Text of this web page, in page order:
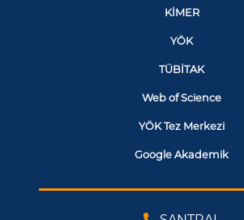
KİMER
YÖK
TÜBİTAK
Web of Science
YÖK Tez Merkezi
Google Akademik